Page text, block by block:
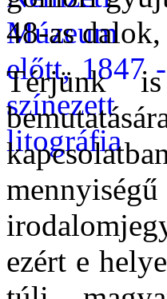
48‑as
Térjünk
ezért e